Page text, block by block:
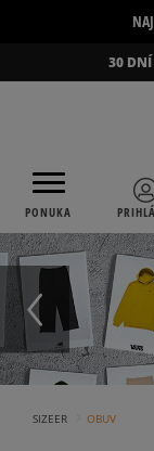
30 DNÍ
PONUKA
SIZEER OBUV